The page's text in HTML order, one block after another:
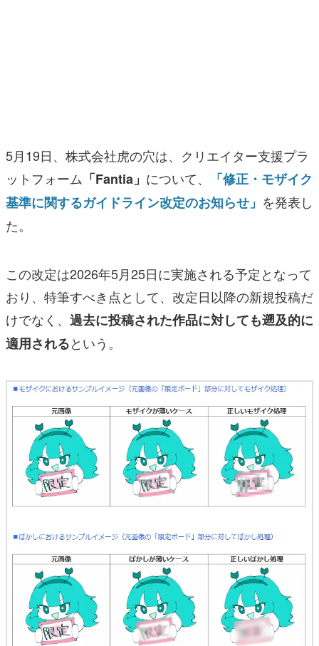
その他
電ファミニコゲーマーとは？
運営：株式会社マレ
5月19日、株式会社虎の穴は、クリエイター支援プラ
ットフォーム 「Fantia」 について、
「修正・モザイク
基準に関するガイドライン改定のお知らせ」 を発表し
た。
この改定は2026年5月25日に実施される予定となって
おり、特筆すべき点として、改定日以降の新規投稿だ
けでなく、 過去に投稿された作品に対しても遡及的に
適用されるという。